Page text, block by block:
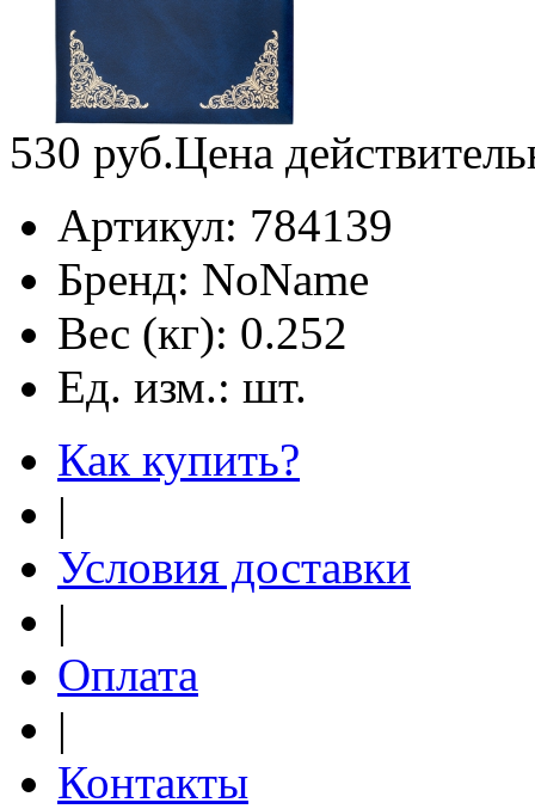
530 руб.Цена
Артикул: 784139
Бренд: NoName
Вес (кг): 0.252
Ед. изм.: шт.
Как купить?
|
Условия доставки
|
Оплата
|
Контакты